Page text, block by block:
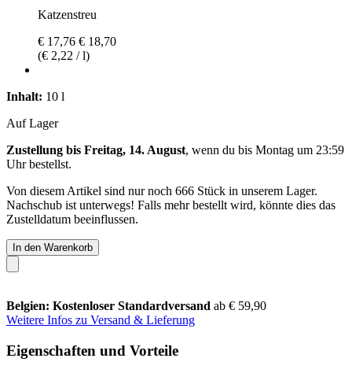
Katzenstreu
€ 17,76 € 18,70
(€ 2,22 / l)
Inhalt: 10 l
Auf Lager
Zustellung bis Freitag, 14. August, wenn du bis Montag um 23:59
Uhrbestellst.
Von diesem Artikel sind nur noch 666 Stück in unserem Lager.
Nachschub ist unterwegs! Falls mehr bestellt wird, könnte dies das
Zustelldatum beeinflussen.
In den Warenkorb
Belgien: Kostenloser Standardversand ab € 59,90
Weitere Infos zu Versand & Lieferung
Eigenschaften und Vorteile